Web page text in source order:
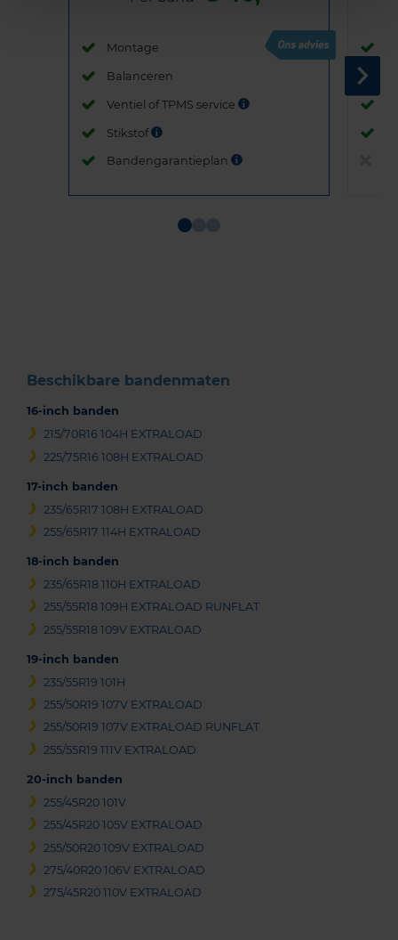
Montage
Balanceren
Ventiel of TPMS service
Stikstof
Bandengarantieplan
Beschikbare bandenmaten
16-inch banden
215/70R16 104H EXTRALOAD
225/75R16 108H EXTRALOAD
17-inch banden
235/65R17 108H EXTRALOAD
255/65R17 114H EXTRALOAD
18-inch banden
235/65R18 110H EXTRALOAD
255/55R18 109H EXTRALOAD RUNFLAT
255/55R18 109V EXTRALOAD
19-inch banden
235/55R19 101H
255/50R19 107V EXTRALOAD
255/50R19 107V EXTRALOAD RUNFLAT
255/55R19 111V EXTRALOAD
20-inch banden
255/45R20 101V
255/45R20 105V EXTRALOAD
255/50R20 109V EXTRALOAD
275/40R20 106V EXTRALOAD
275/45R20 110V EXTRALOAD